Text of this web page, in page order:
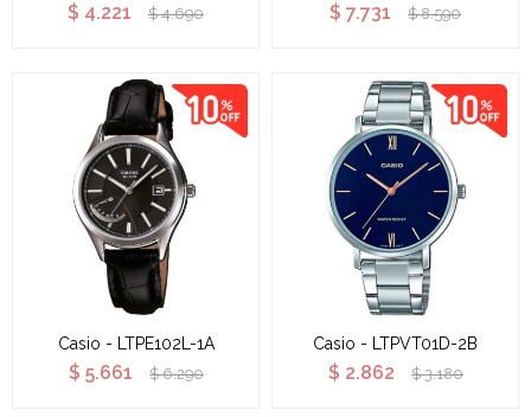
$ 4.221 $ 4.690 $ 7.731 $ 8.590
Casio - LTPE102L-1A
$ 5.661 $ 6.290
Casio - LTPVT01D-2B
$ 2.862 $ 3.180